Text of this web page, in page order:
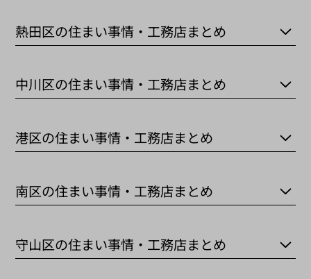
熱田区の住まい事情・工務店まとめ
中川区の住まい事情・工務店まとめ
港区の住まい事情・工務店まとめ
南区の住まい事情・工務店まとめ
守山区の住まい事情・工務店まとめ